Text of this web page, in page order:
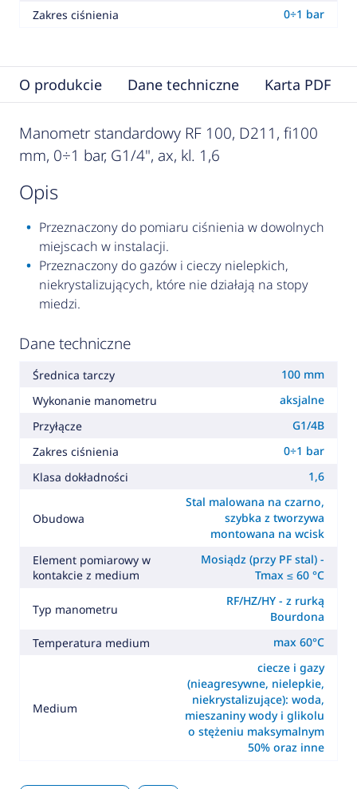
Zakres ciśnienia
0÷1 bar
O produkcie Dane techniczne Karta PDF
Manometr standardowy RF 100, D211, fi100
mm, 0÷1 bar, G1/4", ax, kl. 1,6
opis
Przeznaczony do pomiaru ciśnienia w dowolnych
miejscach w instalacji.
Przeznaczony do gazów i cieczy nielepkich,
niekrystalizujących, które nie działają na stopy
miedzi.
Dane techniczne
Średnica tarczy
100 mm
Wykonanie manometru
aksjalne
Przyłącze
G1/4B
Zakres ciśnienia
0÷1 bar
Klasa dokładności
1,6
Obudowa
Stal malowana na czarno,
szybka z tworzywa
montowana na wcisk
Element pomiarowy w
kontakcie z medium
Mosiądz (przy PF stal) -
Tmax ≤ 60 °C
Typ manometru
RF/HZ/HY - z rurką
Bourdona
Temperatura medium
max 60°C
Medium
ciecze i gazy
(nieagresywne, nielepkie,
niekrystalizujące): woda,
mieszaniny wody i glikolu
o stężeniu maksymalnym
50% oraz inne